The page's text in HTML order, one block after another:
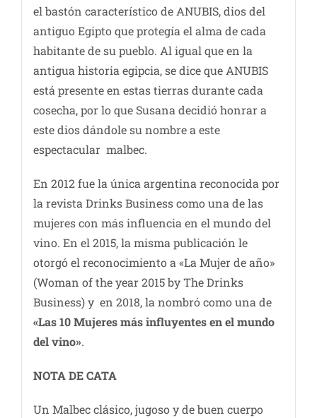
el bastón característico de ANUBIS, dios del
antiguo Egipto que protegía el alma de cada
habitante de su pueblo. Al igual que en la
antigua historia egipcia, se dice que ANUBIS
está presente en estas tierras durante cada
cosecha, por lo que Susana decidió honrar a
este dios dándole su nombre a este
espectacular malbec.
En 2012 fue la única argentina reconocida por
la revista Drinks Business como una de las
mujeres con más influencia en el mundo del
vino. En el 2015, la misma publicación le
otorgó el reconocimiento a «La Mujer de año»
(Woman of the year 2015 by The Drinks
Business) y en 2018, la nombró como una de
«Las 10 Mujeres más influyentes en el mundo
del vino».
NOTA DE CATA
Un Malbec clásico, jugoso y de buen cuerpo